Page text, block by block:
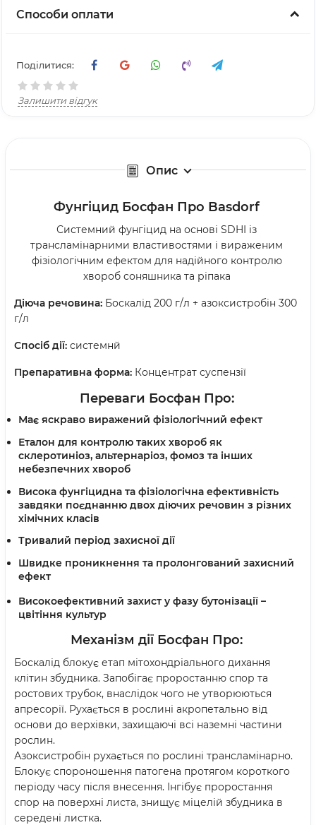
Способи оплати
Поділитися:
Залишити відгук
Опис
Фунгіцид Босфан Про Basdorf
Системний фунгіцид на основі SDHI із
трансламінарними властивостями і вираженим
фізіологічним ефектом для надійного контролю
хвороб соняшника та ріпака
Діюча речовина: Боскалід 200 г/л + азоксистробін 300
г/л
Спосіб дії: системнй
Препаративна форма: Концентрат суспензії
Переваги Босфан Про:
Має яскраво виражений фiзiологiчний ефект
Еталон для контролю таких хвороб як
склеротиніоз, альтернаріоз, фомоз та інших
небезпечних хвороб
Висока фунгiцидна та фiзiологiчна ефективнiсть
завдяки поєднанню двох дiючих речовин з рiзних
хiмiчних класiв
Тривалий період захисної дії
Швидке проникнення та пролонгований захисний
ефект
Високоефективний захист у фазу бутонізації –
цвітіння культур
Механізм дії Босфан Про:
Боскалід блокує етап мітохондріального дихання
клітин збудника. Запобігає проростанню спор та
ростових трубок, внаслідок чого не утворюються
апресорії. Рухається в рослині акропетально від
основи до верхівки, захищаючі всі наземні частини
рослин.
Азоксистробін рухається по рослині трансламінарно.
Блокує спороношення патогена протягом короткого
періоду часу після внесення. Інгібує проростання
спор на поверхні листа, знищує міцелій збудника в
середені листка.